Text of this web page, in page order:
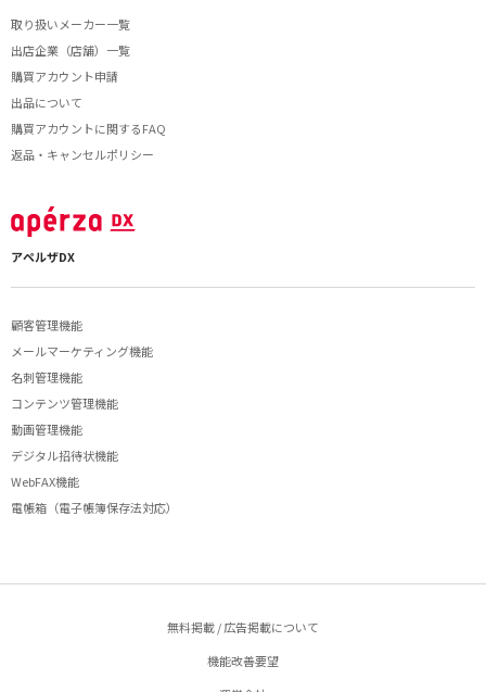
取り扱いメーカー一覧
出店企業（店舗）一覧
購買アカウント申請
出品について
購買アカウントに関するFAQ
返品・キャンセルポリシー
アペルザDX
顧客管理機能
メールマーケティング機能
名刺管理機能
コンテンツ管理機能
動画管理機能
デジタル招待状機能
WebFAX機能
電帳箱（電子帳簿保存法対応）
無料掲載 / 広告掲載について
機能改善要望